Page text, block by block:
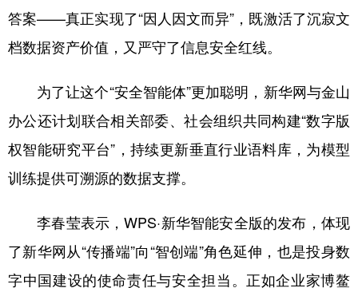
答案——真正实现了“因人因文而异”，既激活了沉寂文
档数据资产价值，又严守了信息安全红线。
为了让这个“安全智能体”更加聪明，新华网与金山
办公还计划联合相关部委、社会组织共同构建“数字版
权智能研究平台”，持续更新垂直行业语料库，为模型
训练提供可溯源的数据支撑。
李春莹表示，WPS·新华智能安全版的发布，体现
了新华网从“传播端”向“智创端”角色延伸，也是投身数
字中国建设的使命责任与安全担当。正如企业家博鳌